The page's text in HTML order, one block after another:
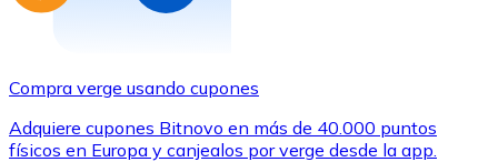
Compra verge usando cupones
Adquiere cupones Bitnovo en más de 40.000 puntos
físicos en Europa y canjealos por verge desde la app.